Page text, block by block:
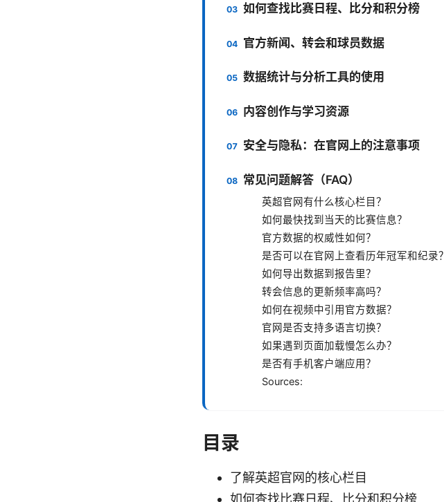
如何查找比赛日程、比分和积分榜
官方新闻、转会和球员数据
数据统计与分析工具的使用
内容创作与学习资源
安全与隐私：在官网上的注意事项
常见问题解答（FAQ）
英超官网有什么核心栏目？
如何最快找到当天的比赛信息？
官方数据的权威性如何？
是否可以在官网上查看历年冠军和纪录？
如何导出数据到报告里？
转会信息的更新频率高吗？
如何在视频中引用官方数据？
官网是否支持多语言切换？
如果遇到页面加载慢怎么办？
是否有手机客户端应用？
Sources:
目录
了解英超官网的核心栏目
如何查找比赛日程、比分和积分榜